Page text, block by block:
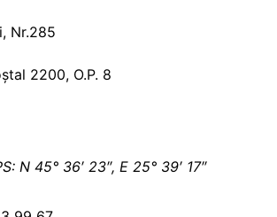
Nr.285
2200, O.P. 8
N 45° 36′ 23″, E 25° 39′ 17″